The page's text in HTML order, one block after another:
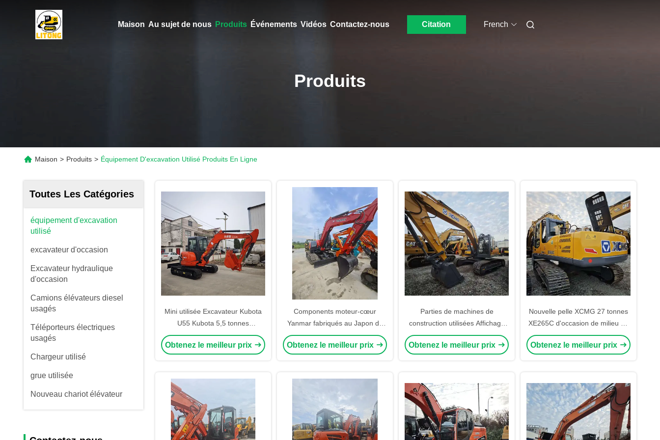
Maison Au sujet de nous Produits Événements Vidéos Contactez-nous Citation French
Produits
Maison > Produits > Équipement D'excavation Utilisé Produits En Ligne
Toutes Les Catégories
équipement d'excavation
utilisé
excavateur d'occasion
Excavateur hydraulique
d'occasion
Camions élévateurs diesel
usagés
Téléporteurs électriques
usagés
Chargeur utilisé
grue utilisée
Nouveau chariot élévateur
Mini utilisée Excavateur Kubota
U55 Kubota 5,5 tonnes
Excavateurs Kubota U55 U35
U17
Obtenez le meilleur prix
Components moteur-cœur
Yanmar fabriqués au Japon de
haute qualité utilisés Yanmar
VIO80 mini-pelée 8 tonnes poids
Obtenez le meilleur prix
Parties de machines de
construction utilisées Affichage
du panneau de moniteur Adapté
à une excavatrice lourde
Obtenez le meilleur prix
Nouvelle pelle XCMG 27 tonnes
XE265C d'occasion de milieu de
gamme Mini-pelle d'occasion
Chine Original Importé Bon état
Obtenez le meilleur prix